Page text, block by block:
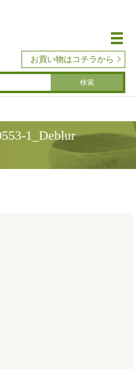
メ
お買い物はコチラから
1_Deblur